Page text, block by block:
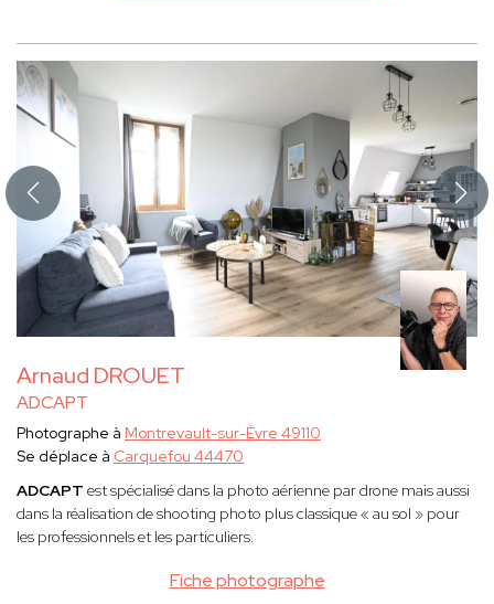
Arnaud DROUET
ADCAPT
Fiche photographe
Photographe à Montrevault-sur-Èvre 49110
Se déplace à Carquefou 44470
ADCAPT est spécialisé dans la photo aérienne par drone mais aussi
dans la réalisation de shooting photo plus classique « au sol » pour
les professionnels et les particuliers.